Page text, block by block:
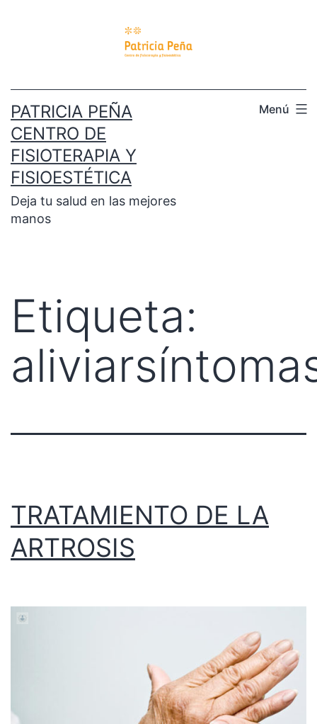
PATRICIA PEÑA
CENTRO DE
FISIOTERAPIA Y
FISIOESTÉTICA
Deja tu salud en las mejores
manos
Menú
Etiqueta:
TRATAMIENTO DE LA
ARTROSIS